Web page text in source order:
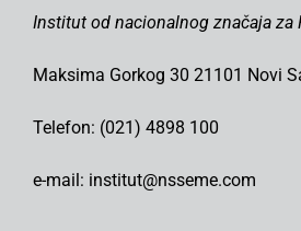
Institut od nacionalnog značaja za
Maksima Gorkog 30 21101 Novi
Telefon: (021) 4898 100
e-mail: institut@nsseme.com